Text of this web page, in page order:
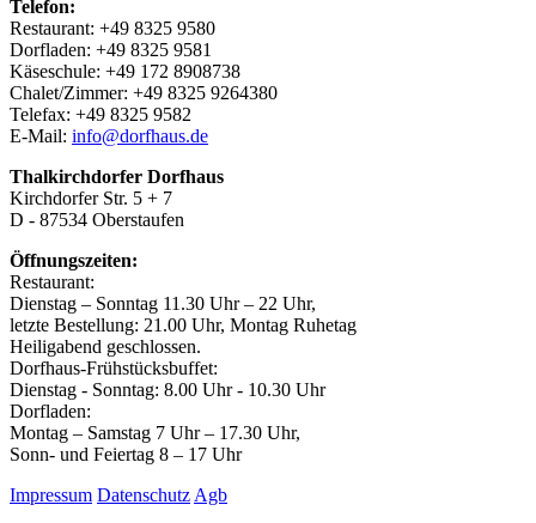
Telefon:
Restaurant: +49 8325 9580
Dorfladen: +49 8325 9581
Käseschule: +49 172 8908738
Chalet/Zimmer: +49 8325 9264380
Telefax: +49 8325 9582
E-Mail: info@dorfhaus.de
Thalkirchdorfer Dorfhaus
Kirchdorfer Str. 5 + 7
D - 87534 Oberstaufen
Öffnungszeiten:
Restaurant:
Dienstag – Sonntag 11.30 Uhr – 22 Uhr,
letzte Bestellung: 21.00 Uhr, Montag Ruhetag
Heiligabend geschlossen.
Dorfhaus-Frühstücksbuffet:
Dienstag - Sonntag: 8.00 Uhr - 10.30 Uhr
Dorfladen:
Montag – Samstag 7 Uhr – 17.30 Uhr,
Sonn- und Feiertag 8 – 17 Uhr
Impressum Datenschutz Agb